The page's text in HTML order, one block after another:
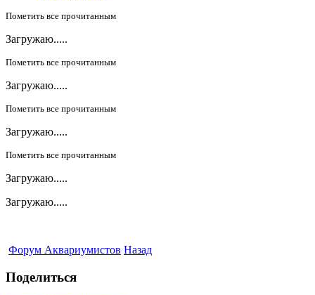
Пометить все прочитанным
Загружаю.....
Пометить все прочитанным
Загружаю.....
Пометить все прочитанным
Загружаю.....
Пометить все прочитанным
Загружаю.....
Загружаю.....
Форум Аквариумистов Назад
Поделиться